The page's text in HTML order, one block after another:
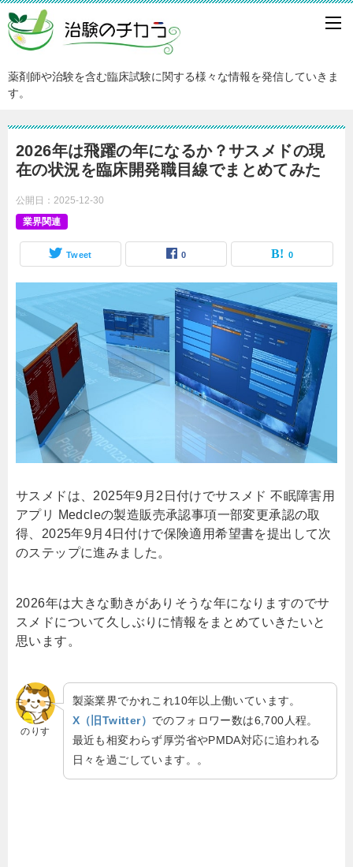
薬剤師や治験を含む臨床試験に関する様々な情報を発信していきま
す。
2026年は飛躍の年になるか？サスメドの現
在の状況を臨床開発職目線でまとめてみた
公開日： 2025-12-30
業界関連
Tweet 0 0
サスメドは、2025年9月2日付けでサスメド 不眠障害用
アプリ Medcleの製造販売承認事項一部変更承認の取
得、2025年9月4日付けで保険適用希望書を提出して次
のステップに進みました。
2026年は大きな動きがありそうな年になりますのでサ
スメドについて久しぶりに情報をまとめていきたいと
思います。
のりす
製薬業界でかれこれ10年以上働いています。
X（旧Twitter） でのフォロワー数は6,700人程。
最近も相変わらず厚労省やPMDA対応に追われる
日々を過ごしています。。